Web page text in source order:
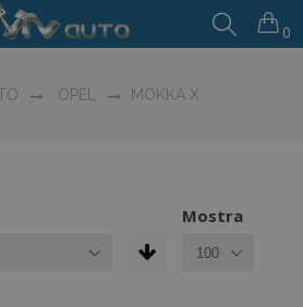
0
OPEL MOKKA X
Mostra